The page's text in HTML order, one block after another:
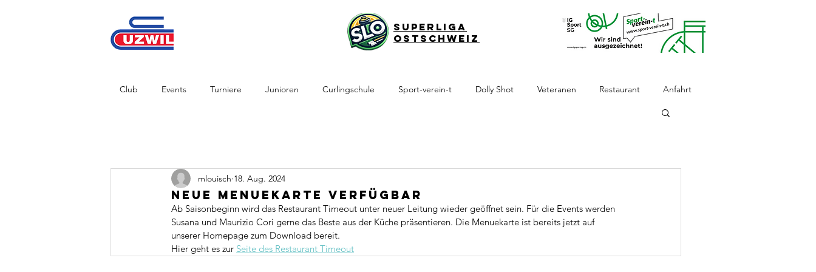
Superliga
Ostschweiz
Club Events Turniere Junioren Curlingschule Sport-verein-t Dolly Shot Veteranen Restaurant Anfahrt
Neue Menuekarte verfügbar
mlouisch 18. Aug. 2024
Ab Saisonbeginn wird das Restaurant Timeout unter neuer Leitung wieder geöffnet sein. Für die Events werden
Susana und Maurizio Cori gerne das Beste aus der Küche präsentieren. Die Menuekarte ist bereits jetzt auf
unserer Homepage zum Download bereit.
Hier geht es zur Seite des Restaurant Timeout